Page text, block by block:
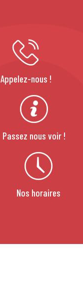
Appelez-nous !
Passez nous voir !
Nos horaires